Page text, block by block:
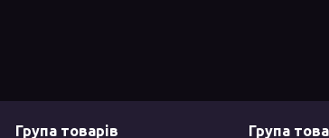
Група товарів Група